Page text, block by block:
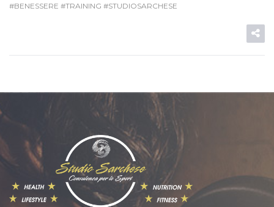
#BENESSERE #TRAINING #STUDIOSARCHESE